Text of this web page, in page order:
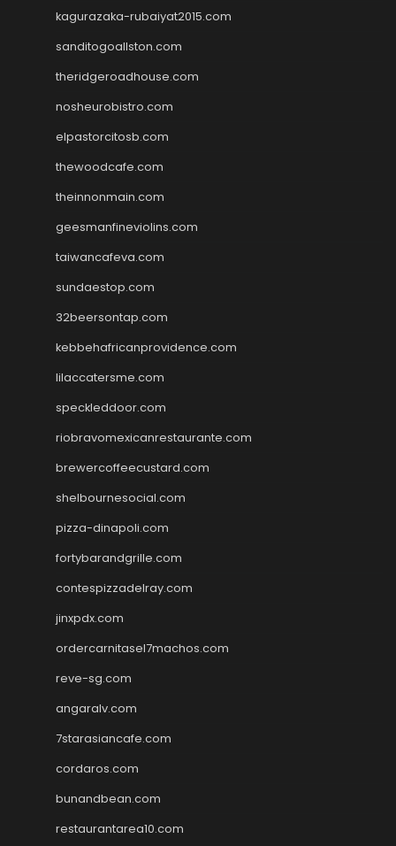
kagurazaka-rubaiyat2015.com
sanditogoallston.com
theridgeroadhouse.com
nosheurobistro.com
elpastorcitosb.com
thewoodcafe.com
theinnonmain.com
geesmanfineviolins.com
taiwancafeva.com
sundaestop.com
32beersontap.com
kebbehafricanprovidence.com
lilaccatersme.com
speckleddoor.com
riobravomexicanrestaurante.com
brewercoffeecustard.com
shelbournesocial.com
pizza-dinapoli.com
fortybarandgrille.com
contespizzadelray.com
jinxpdx.com
ordercarnitasel7machos.com
reve-sg.com
angaralv.com
7starasiancafe.com
cordaros.com
bunandbean.com
restaurantarea10.com